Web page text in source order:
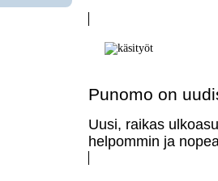
Punomo on
Uusi, raikas
helpommin ja